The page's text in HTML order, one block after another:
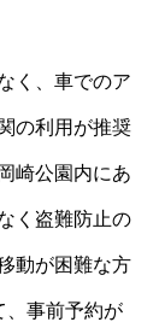
く、車でのア
の利用が推奨
崎公園内にあ
く盗難防止の
動が困難な方
、事前予約が